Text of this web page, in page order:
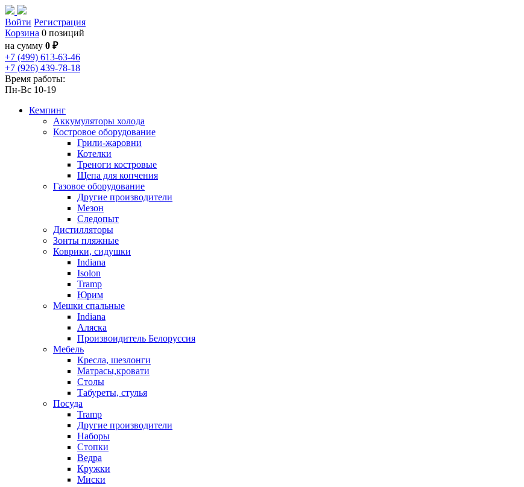
Войти Регистрация
Корзина 0 позиций
на сумму 0 ₽
+7 (499) 613-63-46
+7 (926) 439-78-18
Время работы:
Пн-Вс 10-19
Кемпинг
Аккумуляторы холода
Костровое оборудование
Грили-жаровни
Котелки
Треноги костровые
Щепа для копчения
Газовое оборудование
Другие производители
Мезон
Следопыт
Дистилляторы
Зонты пляжные
Коврики, сидушки
Indiana
Isolon
Tramp
Юрим
Мешки спальные
Indiana
Аляска
Произвоидитель Белоруссия
Мебель
Кресла, шезлонги
Матрасы,кровати
Столы
Табуреты, стулья
Посуда
Tramp
Другие производители
Наборы
Стопки
Ведра
Кружки
Миски